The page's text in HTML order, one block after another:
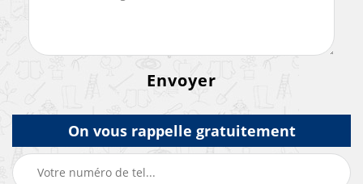
On vous rappelle gratuitement